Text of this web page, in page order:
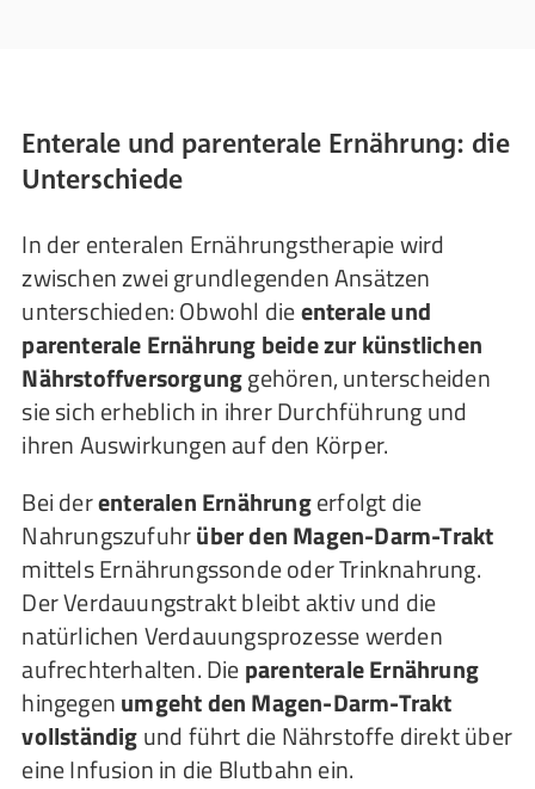
Enterale und parenterale Ernährung: die
Unterschiede
In der enteralen Ernährungstherapie wird
zwischen zwei grundlegenden Ansätzen
unterschieden: Obwohl dieenterale und
parenterale Ernährung beide zur künstlichen
Nährstoffversorgunggehören, unterscheiden
sie sich erheblich in ihrer Durchführung und
ihren Auswirkungen auf den Körper.
Bei derenteralen Ernährungerfolgt die
Nahrungszufuhrüber den Magen-Darm-Trakt
mittels Ernährungssonde oder Trinknahrung.
Der Verdauungstrakt bleibt aktiv und die
natürlichen Verdauungsprozesse werden
aufrechterhalten. Dieparenterale Ernährung
hingegenumgeht den Magen-Darm-Trakt
vollständigund führt die Nährstoffe direkt über
eine Infusion in die Blutbahn ein.